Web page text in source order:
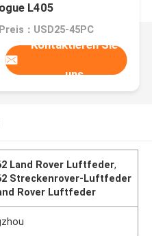
L405
Preis：USD25-45PC
Kontaktieren Sie
uns
Land Rover Luftfeder,
Streckenrover-Luftfeder
Rover Luftfeder